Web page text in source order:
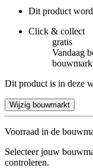
Dit product
Click & collect
gratis
Vandaag
Dit product is in deze
Wijzig bouwmarkt
Voorraad in de
Selecteer jouw
controleren.